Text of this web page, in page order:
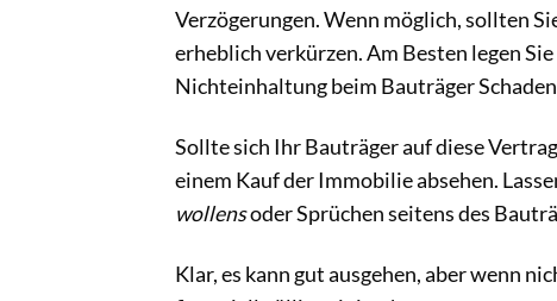
Verzögerungen. Wenn möglich, sollten
erheblich verkürzen. Am Besten legen
Nichteinhaltung beim Bauträger
Sollte sich Ihr Bauträger auf diese
einem Kauf der Immobilie absehen.
wollensoder Sprüchen seitens des
Klar, es kann gut ausgehen, aber wenn